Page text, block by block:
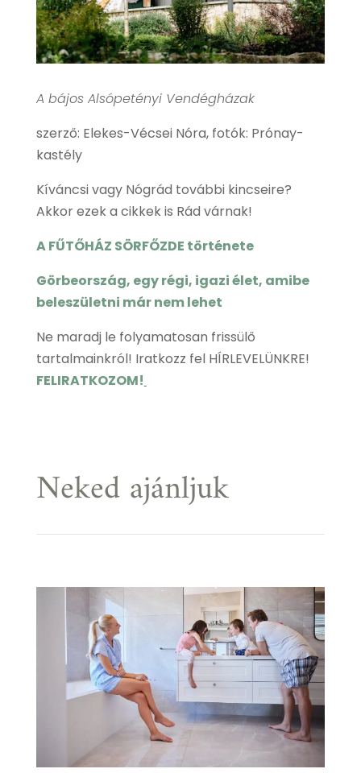
A bájos Alsópetényi Vendégházak
szerző: Elekes-Vécsei Nóra, fotók: Prónay-
kastély
Kíváncsi vagy Nógrád további kincseire?
Akkor ezek a cikkek is Rád várnak!
A FŰTŐHÁZ SÖRFŐZDE története
Görbeország, egy régi, igazi élet, amibe
beleszületni már nem lehet
Ne maradj le folyamatosan frissülő
tartalmainkról! Iratkozz fel HÍRLEVELÜNKRE!
FELIRATKOZOM!
Neked ajánljuk